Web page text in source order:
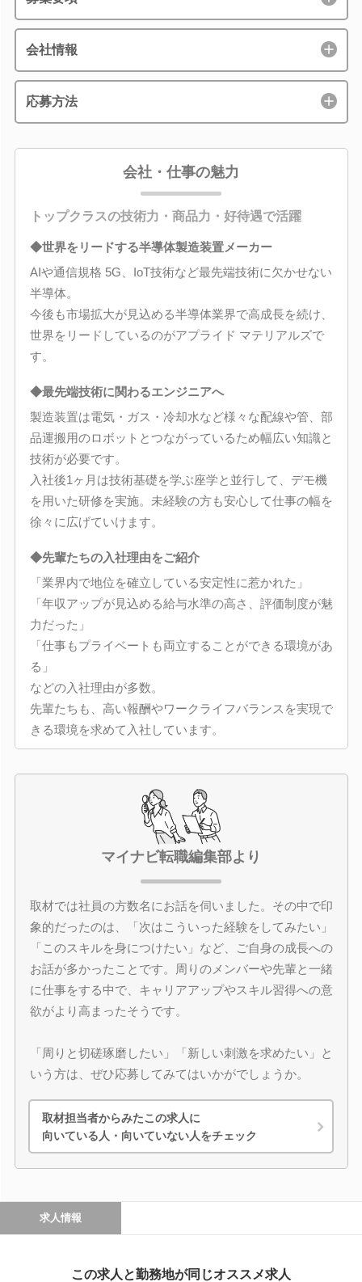
会社情報
応募方法
会社・仕事の魅力
トップクラスの技術力・商品力・好待遇で活躍
◆世界をリードする半導体製造装置メーカー
AIや通信規格 5G、IoT技術など最先端技術に欠かせない
半導体。
今後も市場拡大が見込める半導体業界で高成長を続け、
世界をリードしているのがアプライド マテリアルズで
す。
◆最先端技術に関わるエンジニアへ
製造装置は電気・ガス・冷却水など様々な配線や管、部
品運搬用のロボットとつながっているため幅広い知識と
技術が必要です。
入社後1ヶ月は技術基礎を学ぶ座学と並行して、デモ機
を用いた研修を実施。未経験の方も安心して仕事の幅を
徐々に広げていけます。
◆先輩たちの入社理由をご紹介
「業界内で地位を確立している安定性に惹かれた」
「年収アップが見込める給与水準の高さ、評価制度が魅
力だった」
「仕事もプライベートも両立することができる環境があ
る」
などの入社理由が多数。
先輩たちも、高い報酬やワークライフバランスを実現で
きる環境を求めて入社しています。
マイナビ転職編集部より
取材では社員の方数名にお話を伺いました。その中で印
象的だったのは、「次はこういった経験をしてみたい」
「このスキルを身につけたい」など、ご自身の成長への
お話が多かったことです。周りのメンバーや先輩と一緒
に仕事をする中で、キャリアアップやスキル習得への意
欲がより高まったそうです。
「周りと切磋琢磨したい」「新しい刺激を求めたい」と
いう方は、ぜひ応募してみてはいかがでしょうか。
取材担当者からみたこの求人に
向いている人・向いていない人をチェック
求人情報
この求人と勤務地が同じオススメ求人